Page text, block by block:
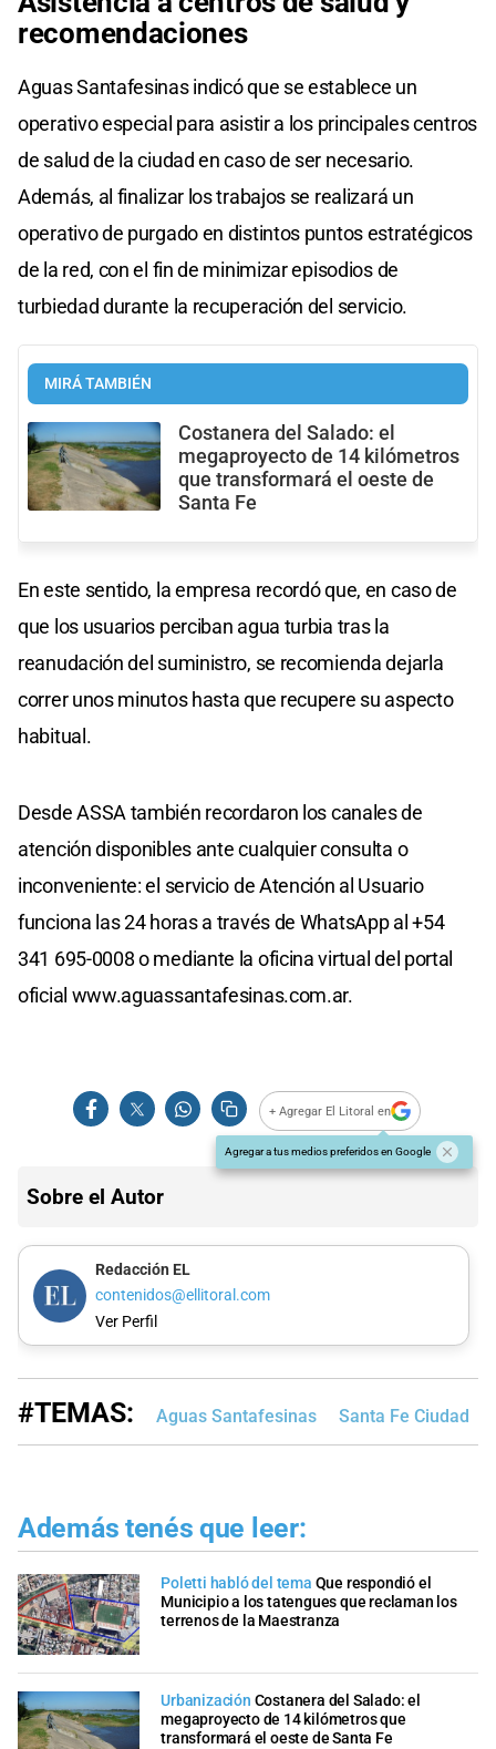
recomendaciones
Aguas Santafesinas indicó que se establece un
operativo especial para asistir a los principales centros
de salud de la ciudad en caso de ser necesario.
Además, al finalizar los trabajos se realizará un
operativo de purgado en distintos puntos estratégicos
de la red, con el fin de minimizar episodios de
turbiedad durante la recuperación del servicio.
MIRÁ TAMBIÉN
Costanera del Salado: el
megaproyecto de 14 kilómetros
que transformará el oeste de
Santa Fe
En este sentido, la empresa recordó que, en caso de
que los usuarios perciban agua turbia tras la
reanudación del suministro, se recomienda dejarla
correr unos minutos hasta que recupere su aspecto
habitual.
Desde ASSA también recordaron los canales de
atención disponibles ante cualquier consulta o
inconveniente: el servicio de Atención al Usuario
funciona las 24 horas a través de WhatsApp al +54
341 695-0008 o mediante la oficina virtual del portal
oficial www.aguassantafesinas.com.ar.
+ Agregar El Litoral en
Agregar a tus medios preferidos en Google
Sobre el Autor
Redacción EL
contenidos@ellitoral.com
Ver Perfil
#TEMAS: Aguas Santafesinas Santa Fe Ciudad
Además tenés que leer:
Poletti habló del tema Que respondió el
Municipio a los tatengues que reclaman los
terrenos de la Maestranza
Urbanización Costanera del Salado: el
megaproyecto de 14 kilómetros que
transformará el oeste de Santa Fe